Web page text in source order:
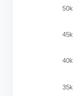
Chart
View
The
The
35k
40k
45k
50k